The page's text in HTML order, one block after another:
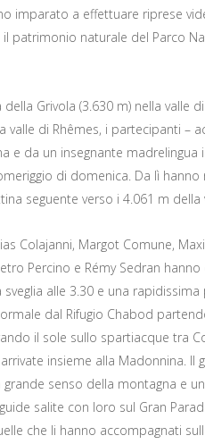
imparato a effettuare riprese
patrimonio naturale del Parco
Grivola (3.630 m) nella valle
valle di Rhêmes, i partecipanti –
e da un insegnante madrelingua
di domenica. Da lì hanno
seguente verso i 4.061 m della
Colajanni, Margot Comune,
Percino e Rémy Sedran
alle 3.30 e una rapidissima
dal Rifugio Chabod
il sole sullo spartiacque tra
insieme alla Madonnina. Il
senso della montagna e
salite con loro sul Gran
che li hanno accompagnati